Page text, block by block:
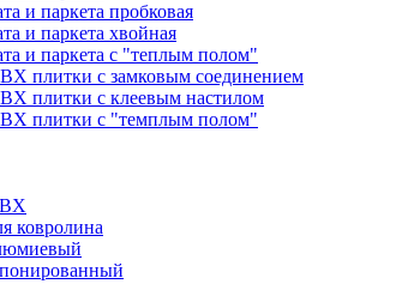
и паркета пробковая
и паркета хвойная
и паркета с "теплым полом"
плитки с замковым соединением
плитки с клеевым настилом
плитки с "темплым полом"
ковролина